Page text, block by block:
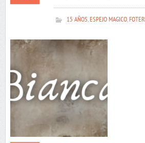
15 AÑOS,ESPEJO MAGICO,